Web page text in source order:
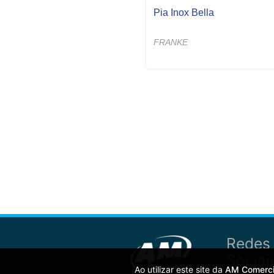
Pia Inox Bella
FRANKE
Ao utilizar este site da AM
Redes